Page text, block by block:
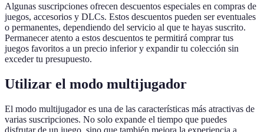
Algunas suscripciones ofrecen descuentos especiales en compras de
juegos, accesorios y DLCs. Estos descuentos pueden ser eventuales
o permanentes, dependiendo del servicio al que te hayas suscrito.
Permanecer atento a estos descuentos te permitirá comprar tus
juegos favoritos a un precio inferior y expandir tu colección sin
exceder tu presupuesto.
Utilizar el modo multijugador
El modo multijugador es una de las características más atractivas de
varias suscripciones. No solo expande el tiempo que puedes
disfrutar de un juego, sino que también mejora la experiencia a